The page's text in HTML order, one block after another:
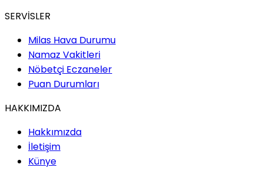
SERVİSLER
Milas Hava Durumu
Namaz Vakitleri
Nöbetçi Eczaneler
Puan Durumları
HAKKIMIZDA
Hakkımızda
İletişim
Künye